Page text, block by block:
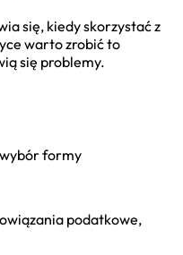
się, kiedy skorzystać z
warto zrobić to
się problemy.
formy
podatkowe,